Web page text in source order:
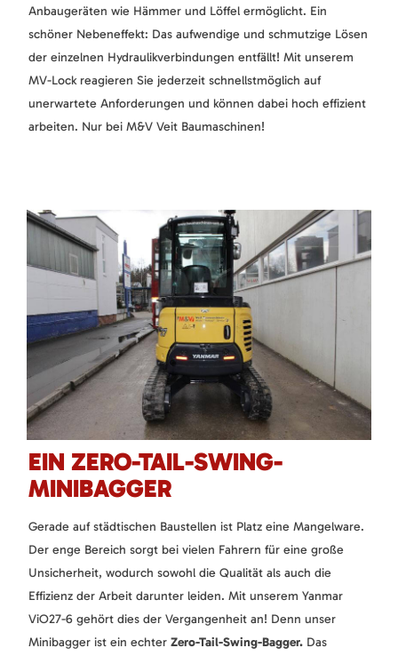
Anbaugeräten wie Hämmer und Löffel ermöglicht. Ein
schöner Nebeneffekt: Das aufwendige und schmutzige Lösen
der einzelnen Hydraulikverbindungen entfällt! Mit unserem
MV-Lock reagieren Sie jederzeit schnellstmöglich auf
unerwartete Anforderungen und können dabei hoch effizient
arbeiten. Nur bei M&V Veit Baumaschinen!
EIN ZERO-TAIL-SWING-
MINIBAGGER
Gerade auf städtischen Baustellen ist Platz eine Mangelware.
Der enge Bereich sorgt bei vielen Fahrern für eine große
Unsicherheit, wodurch sowohl die Qualität als auch die
Effizienz der Arbeit darunter leiden. Mit unserem Yanmar
ViO27-6 gehört dies der Vergangenheit an! Denn unser
Minibagger ist ein echter Zero-Tail-Swing-Bagger. Das